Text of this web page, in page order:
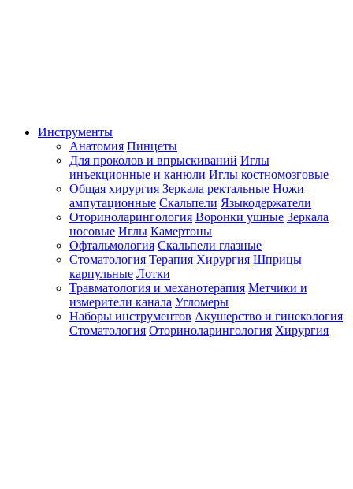
Инструменты
Анатомия Пинцеты
Для проколов и впрыскиваний Иглы
инъекционные и канюли Иглы костномозговые
Общая хирургия Зеркала ректальные Ножи
ампутационные Скальпели Языкодержатели
Оториноларингология Воронки ушные Зеркала
носовые Иглы Камертоны
Офтальмология Скальпели глазные
Стоматология Терапия Хирургия Шприцы
карпульные Лотки
Травматология и механотерапия Метчики и
измерители канала Угломеры
Наборы инструментов Акушерство и гинекология
Стоматология Оториноларингология Хирургия